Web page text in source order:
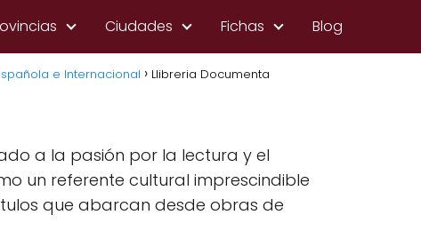
Ciudades Fichas Blog
e Internacional Llibreria Documenta
a la pasión por la lectura y el
un referente cultural imprescindible
que abarcan desde obras de